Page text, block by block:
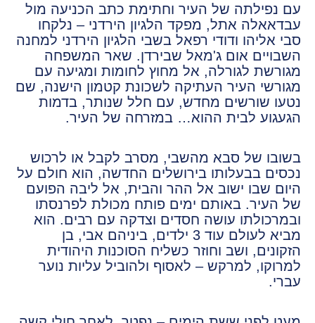
עם נפילתה של העיר וחתימת כתב הכניעה מול
עבדאאלה אתל, מפקד הלגיון הירדני – נלקחו
סבי אליהו ודודי רפאל בשבי הלגיון הירדני למחנה
השבויים אום ג'מאל שבירדן. שאר המשפחה
מגורשת לגורלה, אל מחוץ לחומות ומגיעה עם
מגורשי העיר העתיקה לשכונת קטמון הישנה, שם
נטעו שורשים מחדש, עם חלל שנותר, בדמות
הגעגוע לבית ההוא… במזרחה של העיר.
בשובו של סבא מהשבי, מסרב לקבל או לרכוש
נכסים בבעלותו בירושלים החדשה, הוא חולם על
היום שבו ישוב אל ההר והבית, אל ליבה הפועם
של העיר. באותם ימים פותח מכולת לפרנסתו
ובמרכולתו עושה חסדים וצדקה עם רבים. הוא
מביא לעולם עוד 3 ילדים, ביניהם אבי, בן
הזקונים, ושב וחוזר כשליח הסוכנות היהודית
למרוקו, למרקש – לאסוף ולהוביל עליות נוער
עברי.